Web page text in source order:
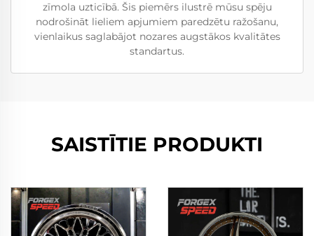
zīmola uzticībā. Šis piemērs ilustrē mūsu spēju
nodrošināt lieliem apjumiem paredzētu ražošanu,
vienlaikus saglabājot nozares augstākos kvalitātes
standartus.
SAISTĪTIE PRODUKTI